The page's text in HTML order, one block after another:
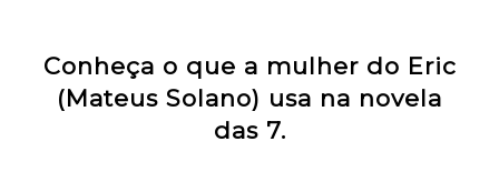
Conheça o que a mulher do Eric
(Mateus Solano) usa na novela
das 7.